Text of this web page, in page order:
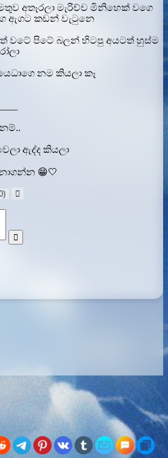
අතෑරලා මැරිච්ච මිනිහෙක් වගෙ
ඇගට කඩන් වැටුනෙ
වටේ පිටේ බලන් හිටපු අයටත් හුස්ම
නම කියලා කෑ
ඇද්ද කියලා
😁🤍
) 
